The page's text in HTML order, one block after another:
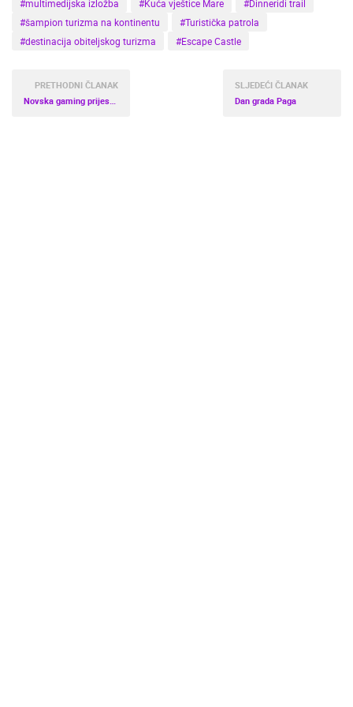
#multimedijska izložba
#Kuća vještice Mare
#Dinneridi trail
#šampion turizma na kontinentu
#Turistička patrola
#destinacija obiteljskog turizma
#Escape Castle
PRETHODNI ČLANAK
Novska gaming prijestolnica
SLJEDEĆI ČLANAK
Dan grada Paga